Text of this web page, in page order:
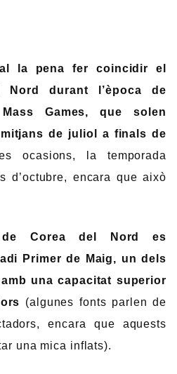
la pena fer coincidir el
durant l’època de
Games, que solen
de juliol a finals de
ocasions, la temporada
d’octubre, encara que això
de Corea del Nord es
Primer de Maig, un dels
una capacitat superior
(algunes fonts parlen de
encara que aquests
una mica inflats).